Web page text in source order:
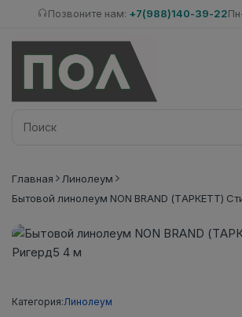
Позвоните нам: +7(988)140-39-22
Главная
Линолеум
Бытовой линолеум NON BRAND (ТАРКЕТТ)
Категория:Линолеум